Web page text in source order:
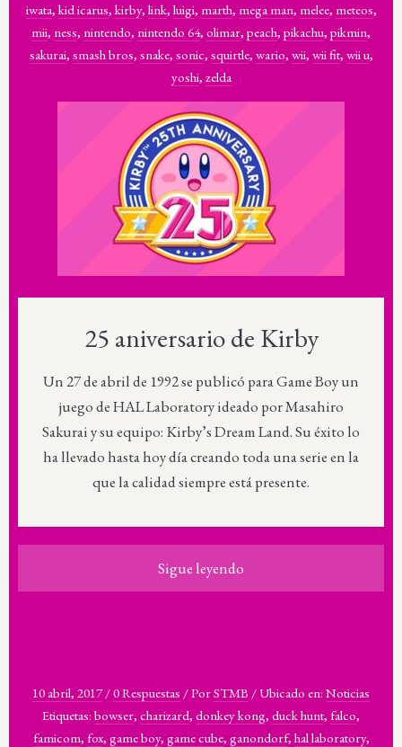
iwata, kid icarus, kirby, link, luigi, marth, mega man, melee, meteos,
mii, ness, nintendo, nintendo 64, olimar, peach, pikachu, pikmin,
sakurai, smash bros, snake, sonic, squirtle, wario, wii, wii fit, wii u,
yoshi, zelda
25 aniversario de Kirby
Un 27 de abril de 1992 se publicó para Game Boy un
juego de HAL Laboratory ideado por Masahiro
Sakurai y su equipo: Kirby’s Dream Land. Su éxito lo
ha llevado hasta hoy día creando toda una serie en la
que la calidad siempre está presente.
Sigue leyendo
10 abril, 2017 /0 Respuestas /PorSTMB /Ubicado en: Noticias
Etiquetas: bowser, charizard, donkey kong, duck hunt, falco,
famicom, fox, game boy, game cube, ganondorf, hal laboratory,